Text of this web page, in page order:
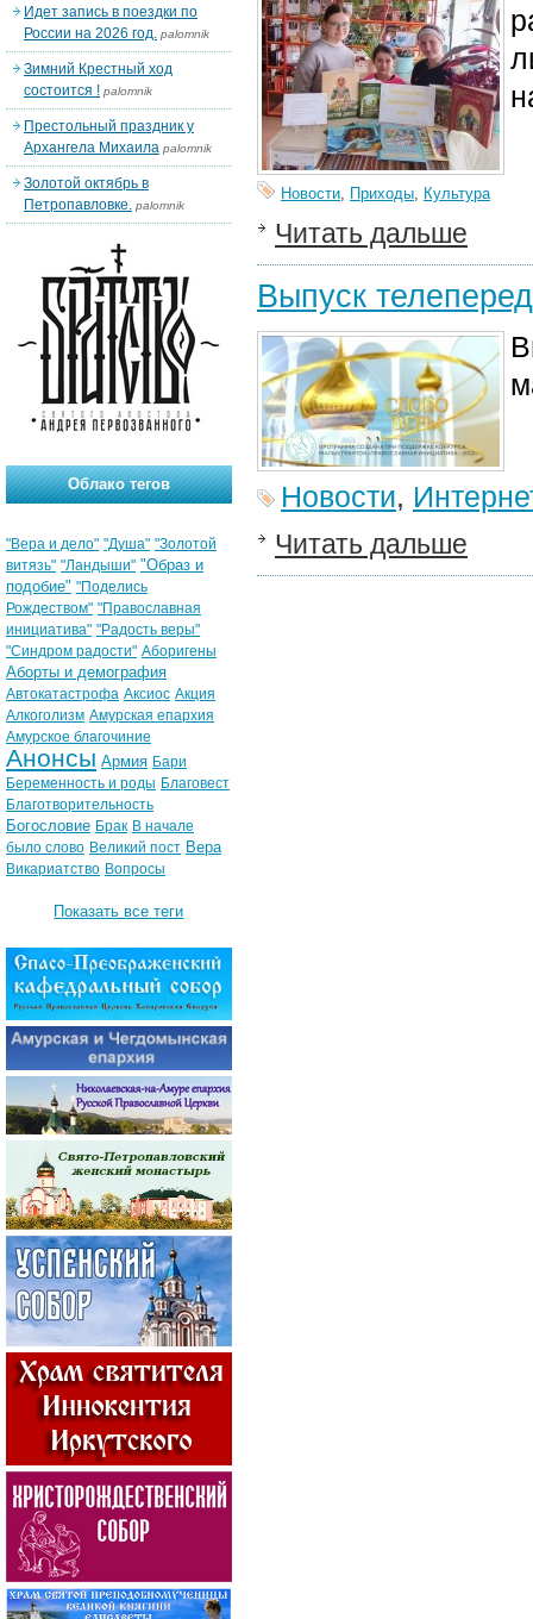
Новости Приходы Культура
Читать дальше
Выпуск
Новости,
Читать дальше
Идет запись в поездки по
России на 2026 год. palomnik
Зимний Крестный ход
состоится ! palomnik
Престольный праздник у
Архангела Михаила palomnik
Золотой октябрь в
Петропавловке. palomnik
Облако тегов
"Вера и дело" "Душа" "Золотой
витязь" "Ландыши" "Образ и
подобие" "Поделись
Рождеством" "Православная
инициатива" "Радость веры"
"Синдром радости" Аборигены
Аборты и демография
Автокатастрофа Аксиос Акция
Алкоголизм Амурская епархия
Амурское благочиние
Анонсы Армия Бари
Беременность и роды Благовест
Благотворительность
Богословие Брак В начале
было слово Великий пост Вера
Викариатство Вопросы
Показать все теги